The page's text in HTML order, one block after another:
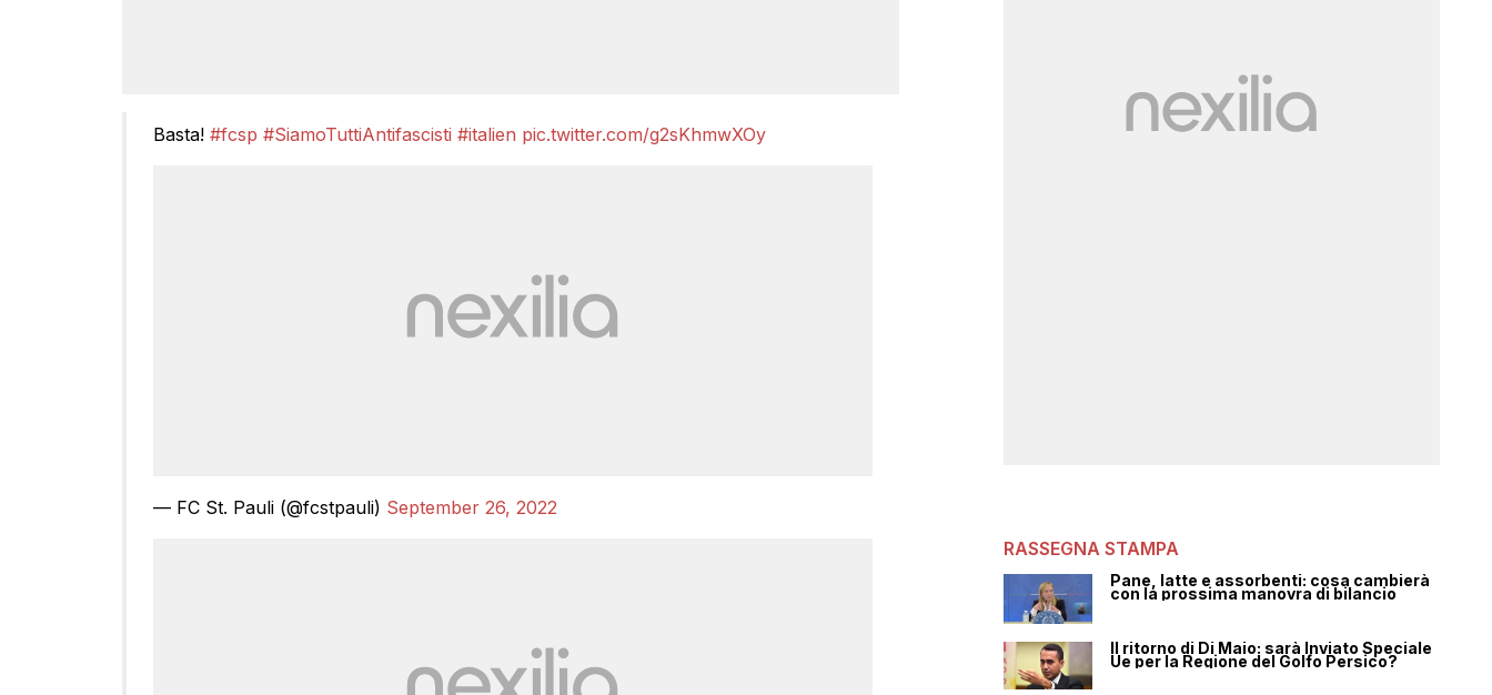
Basta! #fcsp #SiamoTuttiAntifascisti #italien pic.twitter.com/g2sKhmwXOy
— FC St. Pauli (@fcstpauli) September 26, 2022
RASSEGNA STAMPA
Pane, latte e assorbenti: cosa cambierà
con la prossima manovra di bilancio
Il ritorno di Di Maio: sarà Inviato Speciale
Ue per la Regione del Golfo Persico?